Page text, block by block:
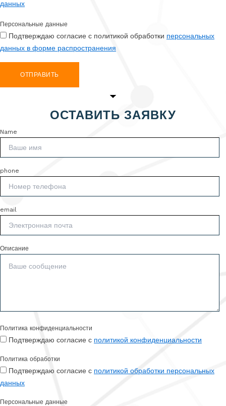
данных
Персональные данные
Подтверждаю согласие с политикой обработки персональных
данных в форме распространения
ОТПРАВИТЬ
ОСТАВИТЬ ЗАЯВКУ
Name
phone
email
Описание
Политика конфиденциальности
Подтверждаю согласие с политикой конфиденциальности
Политика обработки
Подтверждаю согласие с политикой обработки персональных
данных
Персональные данные